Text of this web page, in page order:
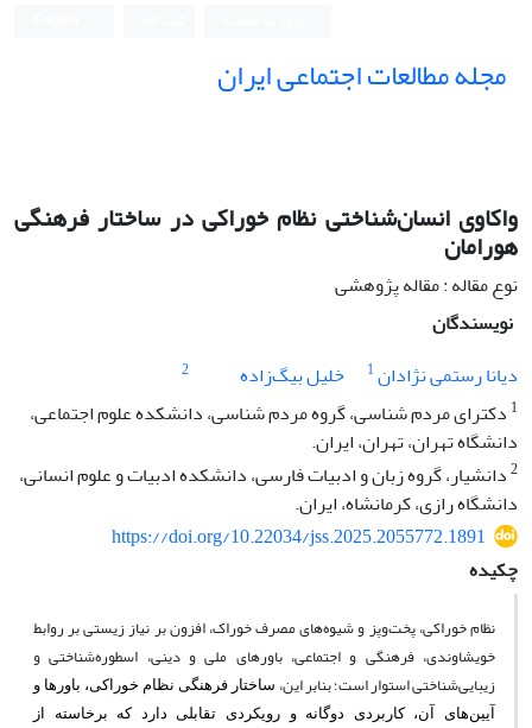
مجله مطالعات اجتماعی ایران
واکاوی انسان‌شناختی نظام خوراکی در ساختار فرهنگی
هورامان
نوع مقاله : مقاله پژوهشی
نویسندگان
دیانا رستمی نژادان1 خلیل بیگ‌زاده
2
1 دکترای مردم شناسی، گروه مردم شناسی، دانشکده علوم اجتماعی،
دانشگاه تهران، تهران، ایران.
2دانشیار، گروه زبان و ادبیات فارسی، دانشکده ادبیات و علوم انسانی،
دانشگاه رازی، کرمانشاه، ایران.
https://doi.org/10.22034/jss.2025.2055772.1891
چکیده
نظام خوراکی، پخت‌وپز و شیوه‌های مصرف خوراک، افزون بر نیاز زیستی بر روابط
خویشاوندی، فرهنگی و اجتماعی، باورهای ملی و دینی، اسطوره‌شناختی و
زیبایی‌شناختی استوار است؛ بنابر این، ساختار فرهنگی نظام خوراکی، باورها و
آیین‌های آن، کاربردی دوگانه و رویکردی تقابلی دارد که برخاسته از